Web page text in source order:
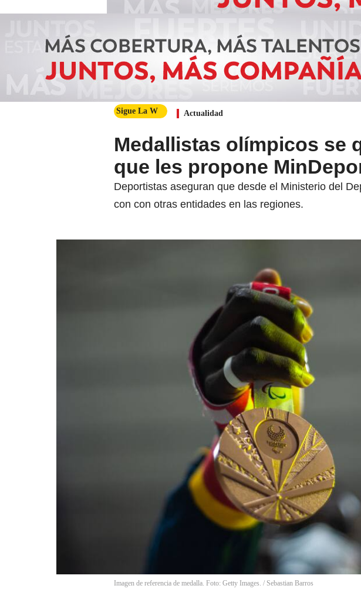
Sigue La W Actualidad
Medallistas olímpicos se
que les propone
Deportistas aseguran que desde el Ministerio del
con con otras entidades en las regiones.
Imagen de referencia de medalla. Foto: Getty Images. / Sebastian Barros